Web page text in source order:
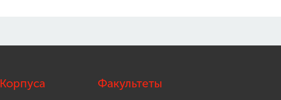
Корпуса Факультеты